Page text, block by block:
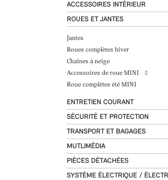
ACCESSOIRES INTÉRIEUR
ROUES ET JANTES
Jantes
Roues complètes hiver
Chaînes à neige
Accessoires de roue MINI
Roue complètes été MINI
ENTRETIEN COURANT
SÉCURITÉ ET PROTECTION
TRANSPORT ET BAGAGES
MUTLIMÉDIA
PIÈCES DÉTACHÉES
SYSTÈME ÉLECTRIQUE /